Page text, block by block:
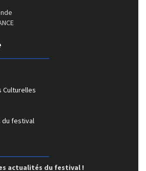
Culturelles
du festival
actualités du festival !